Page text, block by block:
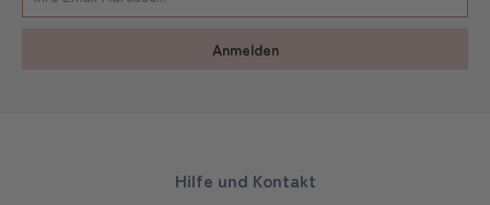
Anmelden
Hilfe und Kontakt